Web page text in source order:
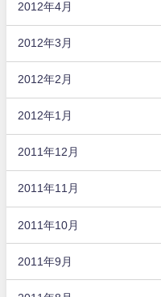
2012年4月
2012年3月
2012年2月
2012年1月
2011年12月
2011年11月
2011年10月
2011年9月